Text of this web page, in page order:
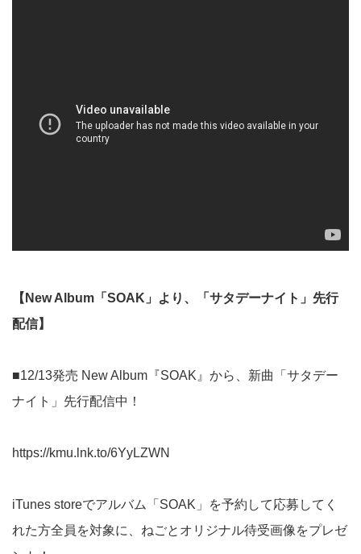
【New Album「SOAK」より、「サタデーナイト」先行
配信】
■12/13発売 New Album『SOAK』から、新曲「サタデー
ナイト」先行配信中！
https://kmu.lnk.to/6YyLZWN
iTunes storeでアルバム「SOAK」を予約して応募してく
れた方全員を対象に、ねごとオリジナル待受画像をプレゼ